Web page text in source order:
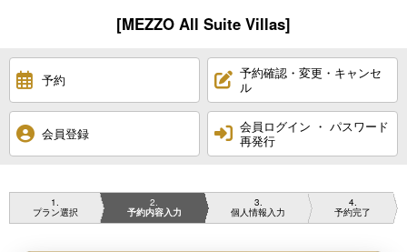
[MEZZO All Suite Villas]
予約
予約確認・変更・キャンセ
ル
会員登録
会員ログイン ・ パスワード
再発行
1
プラン選択
2
予約内容入力
3
個人情報入力
4
予約完了